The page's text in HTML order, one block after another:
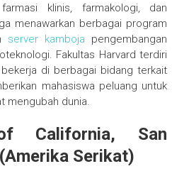
klinis, farmakologi, dan
menawarkan berbagai program
server kamboja pengembangan
Fakultas Harvard terdiri
di berbagai bidang terkait
mahasiswa peluang untuk
mengubah dunia.
California, San
Serikat)